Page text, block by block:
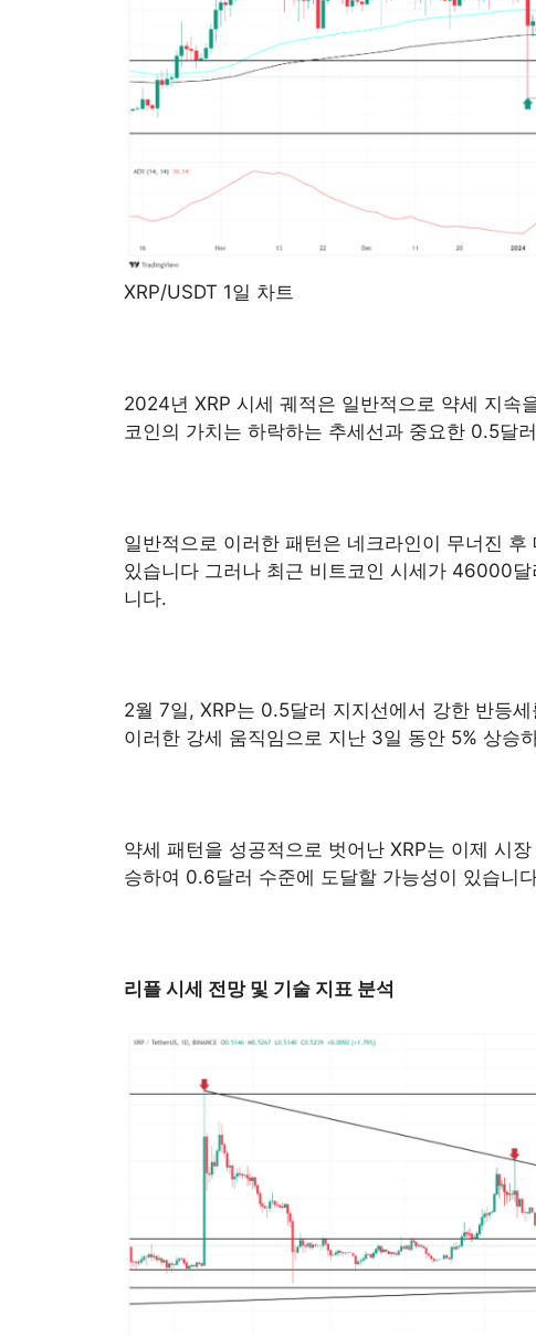
XRP/USDT 1일 차트
2024년 XRP 시세 궤적은 일반적으로 약세 지속
코인의 가치는 하락하는 추세선과 중요한 0.5달
일반적으로 이러한 패턴은 네크라인이 무너진
있습니다 그러나 최근 비트코인 시세가 46000
니다.
2월 7일, XRP는 0.5달러 지지선에서 강한 반등
이러한 강세 움직임으로 지난 3일 동안 5% 상승
약세 패턴을 성공적으로 벗어난 XRP는 이제 시
승하여 0.6달러 수준에 도달할 가능성이 있습니
리플 시세 전망 및 기술 지표 분석